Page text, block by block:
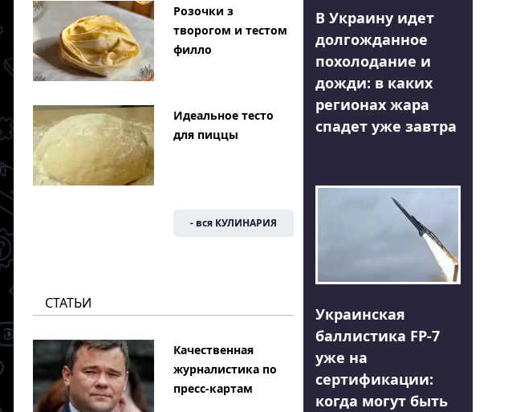
Розочки з
творогом и тестом
филло
Идеальное тесто
для пиццы
- вся КУЛИНАРИЯ
СТАТЬИ
Качественная
журналистика по
пресс-картам
В Украину идет
долгожданное
похолодание и
дожди: в каких
регионах жара
спадет уже завтра
Украинская
баллистика FP-7
уже на
сертификации:
когда могут быть